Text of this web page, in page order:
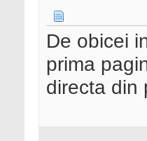
De obicei
prima
directa din